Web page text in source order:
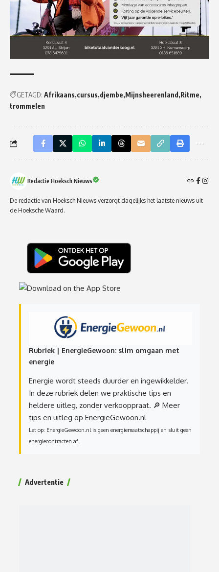
GETAGD: Afrikaans cursus djembe Mijnsheerenland Ritme
trommelen
Redactie Hoeksch Nieuws
De redactie van Hoeksch Nieuws verzorgt dagelijks het laatste nieuws uit
de Hoeksche Waard.
Rubriek | EnergieGewoon: slim omgaan met
energie
Energie wordt steeds duurder en ingewikkelder.
In deze rubriek delen we praktische tips en
heldere uitleg, zonder verkooppraat. 🔎 Meer
tips en uitleg op EnergieGewoon.nl
Let op: EnergieGewoon.nl is geen energiemaatschappij en sluit geen
energiecontracten af.
Advertentie